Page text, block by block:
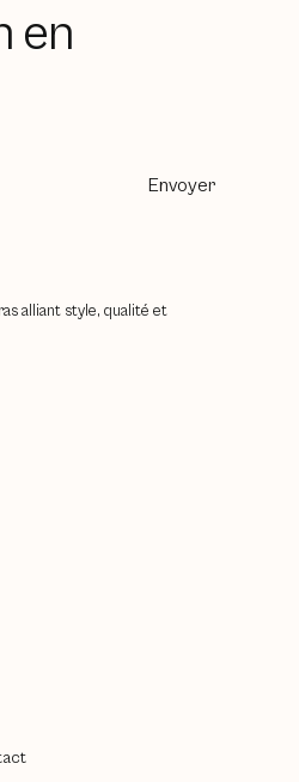
en
Envoyer
alliant style, qualité et